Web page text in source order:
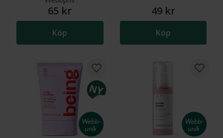
65 kr
Köp
49 kr
Köp